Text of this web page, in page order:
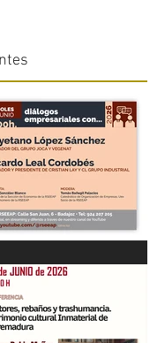
EMPRESARIALES
López
Leal